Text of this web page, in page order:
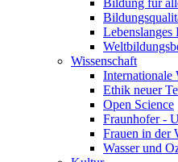
Bildung für
Lebenslanges
Wissenschaft
Internationale
Ethik neuer
Open Science
Fraunhofer -
Frauen in der
Wasser und